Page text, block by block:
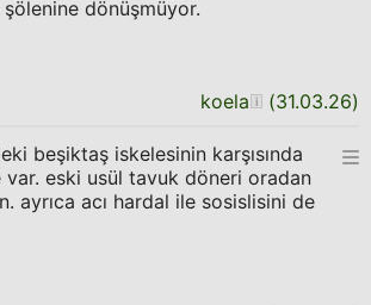
dönüşmüyor.
koela (31.03.26)
beşiktaş iskelesinin karşısında
var. eski usül tavuk döneri oradan
ayrıca acı hardal ile sosislisini de